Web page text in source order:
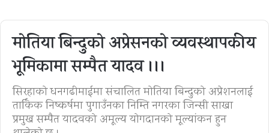
मोतिया बिन्दुको अप्रेसनको व्यवस्थापकीय
भूमिकामा सम्पैत यादव ।।।
सिरहाको धनगढीमाईमा संचालित मोतिया बिन्दुको अप्रेशनलाई
तार्किक निष्कर्षमा पुगाउँनका निम्ति नगरका जिन्सी साखा
प्रमुख सम्पैत यादवको अमूल्य योगदानको मूल्यांकन हुन